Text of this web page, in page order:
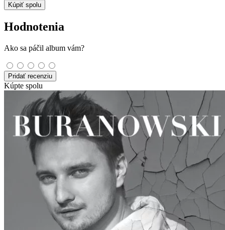
Kúpiť spolu
Hodnotenia
Ako sa páčil album vám?
Pridať recenziu
Kúpte spolu